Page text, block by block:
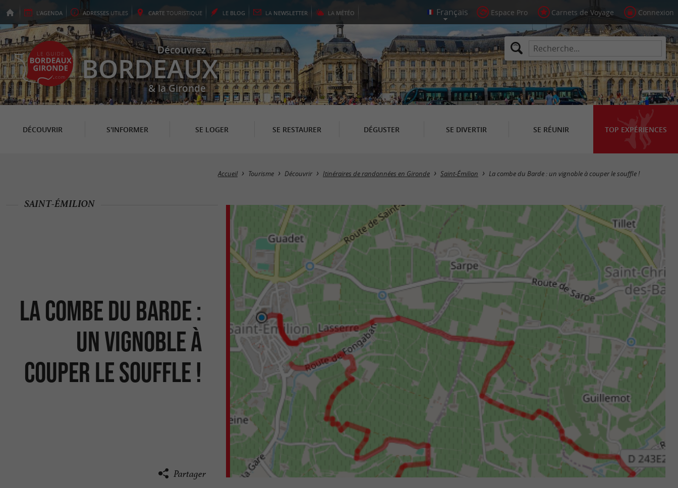
L'AGENDA ADRESSES UTILES CARTE TOURISTIQUE LE BLOG LA NEWSLETTER LA MÉTÉO Espace Pro Carnets de Voyage Connexion
Découvrez
BORDEAUX
& la Gironde
DÉCOUVRIR S'INFORMER SE LOGER SE RESTAURER DÉGUSTER SE DIVERTIR SE RÉUNIR TOP EXPÉRIENCES
Accueil Tourisme Découvrir Itinéraires de randonnées en Gironde Saint-Émilion La combe du Barde : un vignoble à couper le souffle !
La combe du Barde :
un vignoble à
couper le souffle !
SAINT-ÉMILION
Partager